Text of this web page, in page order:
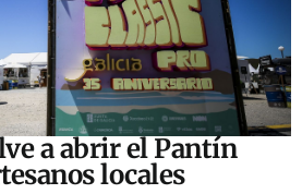
a abrir el Pantín
locales